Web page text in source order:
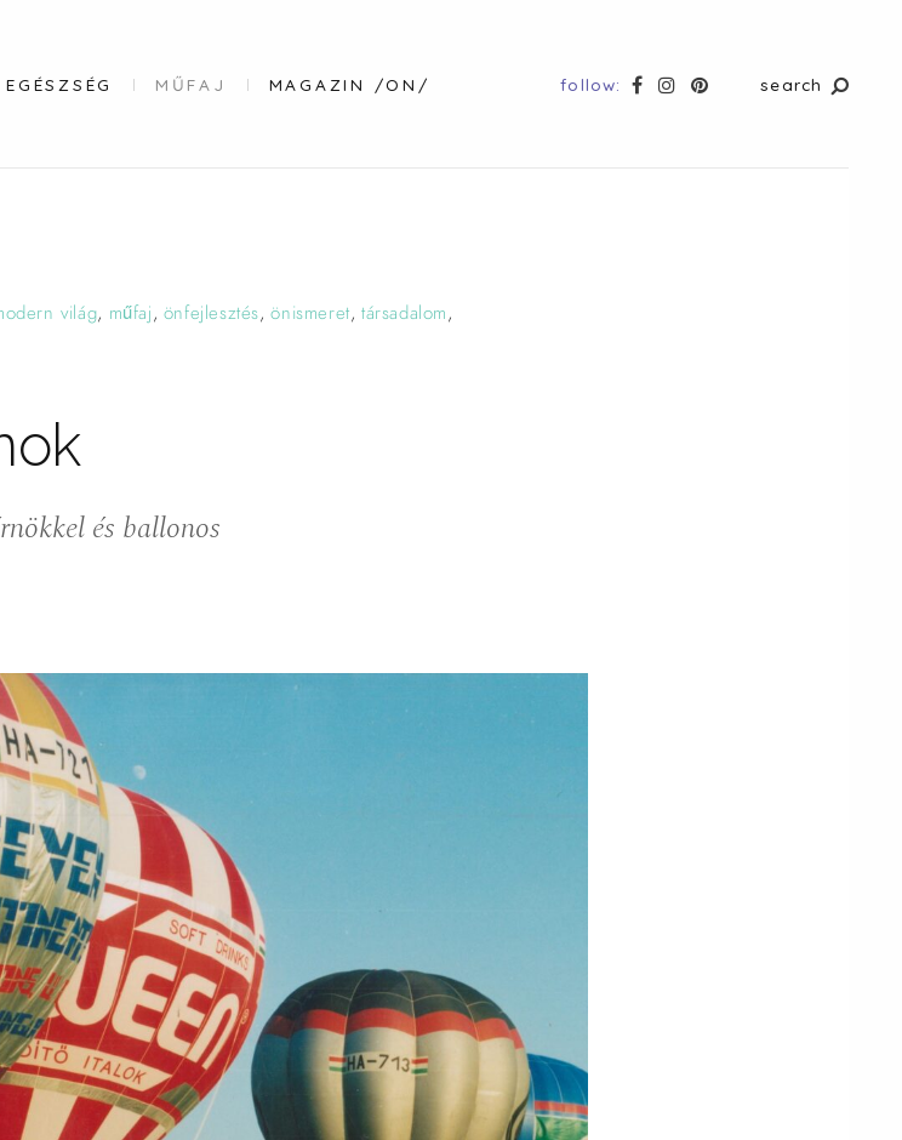
EGÉSZSÉG MŰFAJ MAGAZIN /ON/ follow: search
világ, műfaj , önfejlesztés,önismeret,társadalom ,
és ballonos